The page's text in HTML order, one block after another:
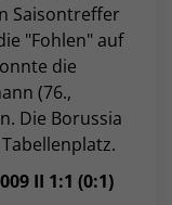
Saisontreffer
"Fohlen" auf
die
(76.,
Die Borussia
II 1:1 (0:1)